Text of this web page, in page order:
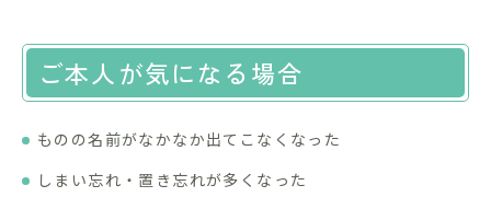
ご本人が気になる場合
ものの名前がなかなか出てこなくなった
しまい忘れ・置き忘れが多くなった